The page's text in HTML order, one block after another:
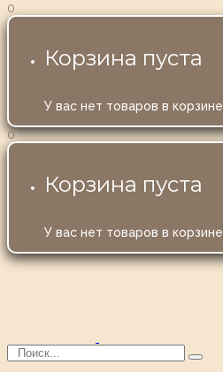
0
Корзина пуста
У вас нет товаров в корзине
0
Корзина пуста
У вас нет товаров в корзине